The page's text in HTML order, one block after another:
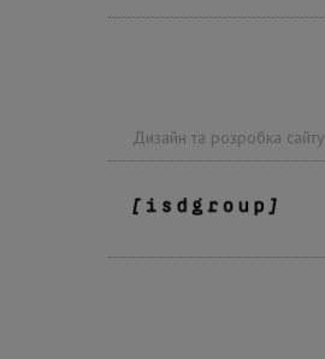
Дизайн та розробка сайту